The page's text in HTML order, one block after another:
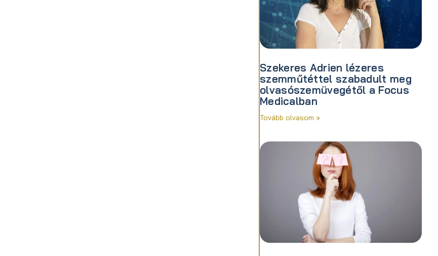
Szekeres Adrien lézeres
szemműtéttel szabadult meg
olvasószemüvegétől a Focus
Medicalban
Tovább olvasom »